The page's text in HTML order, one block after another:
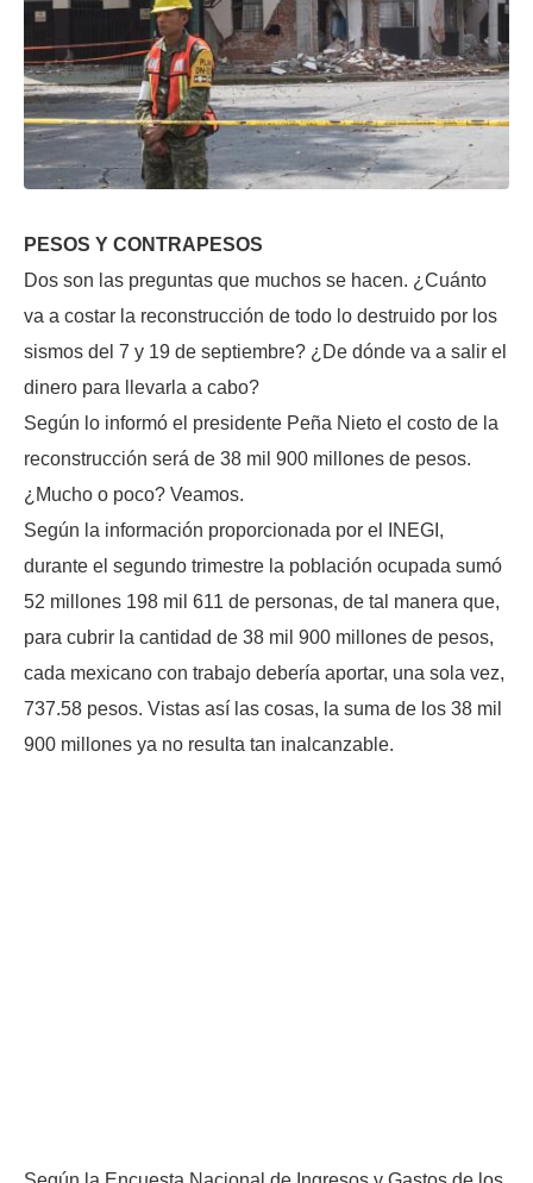
PESOS Y CONTRAPESOS
Dos son las preguntas que muchos se hacen. ¿Cuánto
va a costar la reconstrucción de todo lo destruido por los
sismos del 7 y 19 de septiembre? ¿De dónde va a salir el
dinero para llevarla a cabo?
Según lo informó el presidente Peña Nieto el costo de la
reconstrucción será de 38 mil 900 millones de pesos.
¿Mucho o poco? Veamos.
Según la información proporcionada por el INEGI,
durante el segundo trimestre la población ocupada sumó
52 millones 198 mil 611 de personas, de tal manera que,
para cubrir la cantidad de 38 mil 900 millones de pesos,
cada mexicano con trabajo debería aportar, una sola vez,
737.58 pesos. Vistas así las cosas, la suma de los 38 mil
900 millones ya no resulta tan inalcanzable.